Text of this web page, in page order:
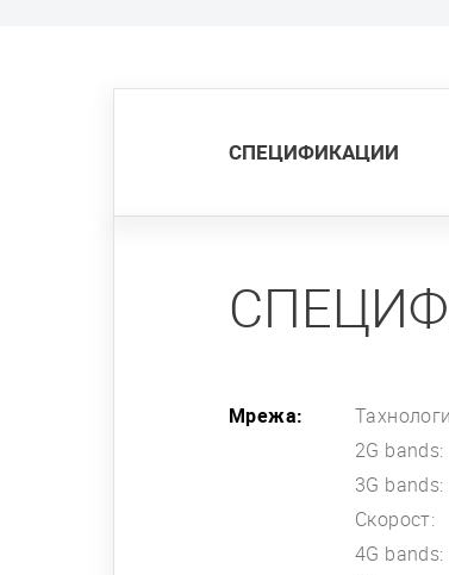
СПЕЦИФИКАЦИИ
Мрежа:
2G bands:
3G bands:
Скорост:
4G bands: